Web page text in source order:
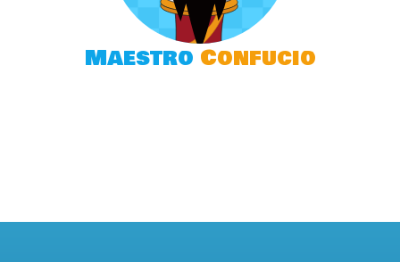
Maestro Confucio